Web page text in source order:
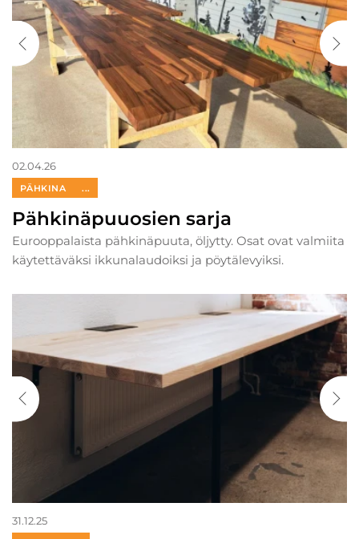
02.04.26
PÄHKINA ...
Pähkinäpuuosien sarja
Eurooppalaista pähkinäpuuta, öljytty. Osat ovat valmiita
käytettäväksi ikkunalaudoiksi ja pöytälevyiksi.
31.12.25